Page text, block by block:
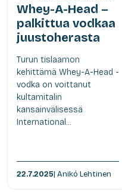
Whey-A-Head –
palkittua vodkaa
juustoherasta
Turun tislaamon
kehittämä Whey-A-Head -
vodka on voittanut
kultamitalin
kansainvälisessä
International...
22.7.2025| Anikó Lehtinen